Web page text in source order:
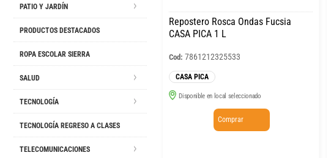
PATIO Y JARDÍN
PRODUCTOS DESTACADOS
ROPA ESCOLAR SIERRA
SALUD
TECNOLOGÍA
TECNOLOGÍA REGRESO A CLASES
TELECOMUNICACIONES
Repostero Rosca Ondas Fucsia
CASA PICA 1 L
Cod: 7861212325533
CASA PICA
Disponible en local seleccionado
Comprar